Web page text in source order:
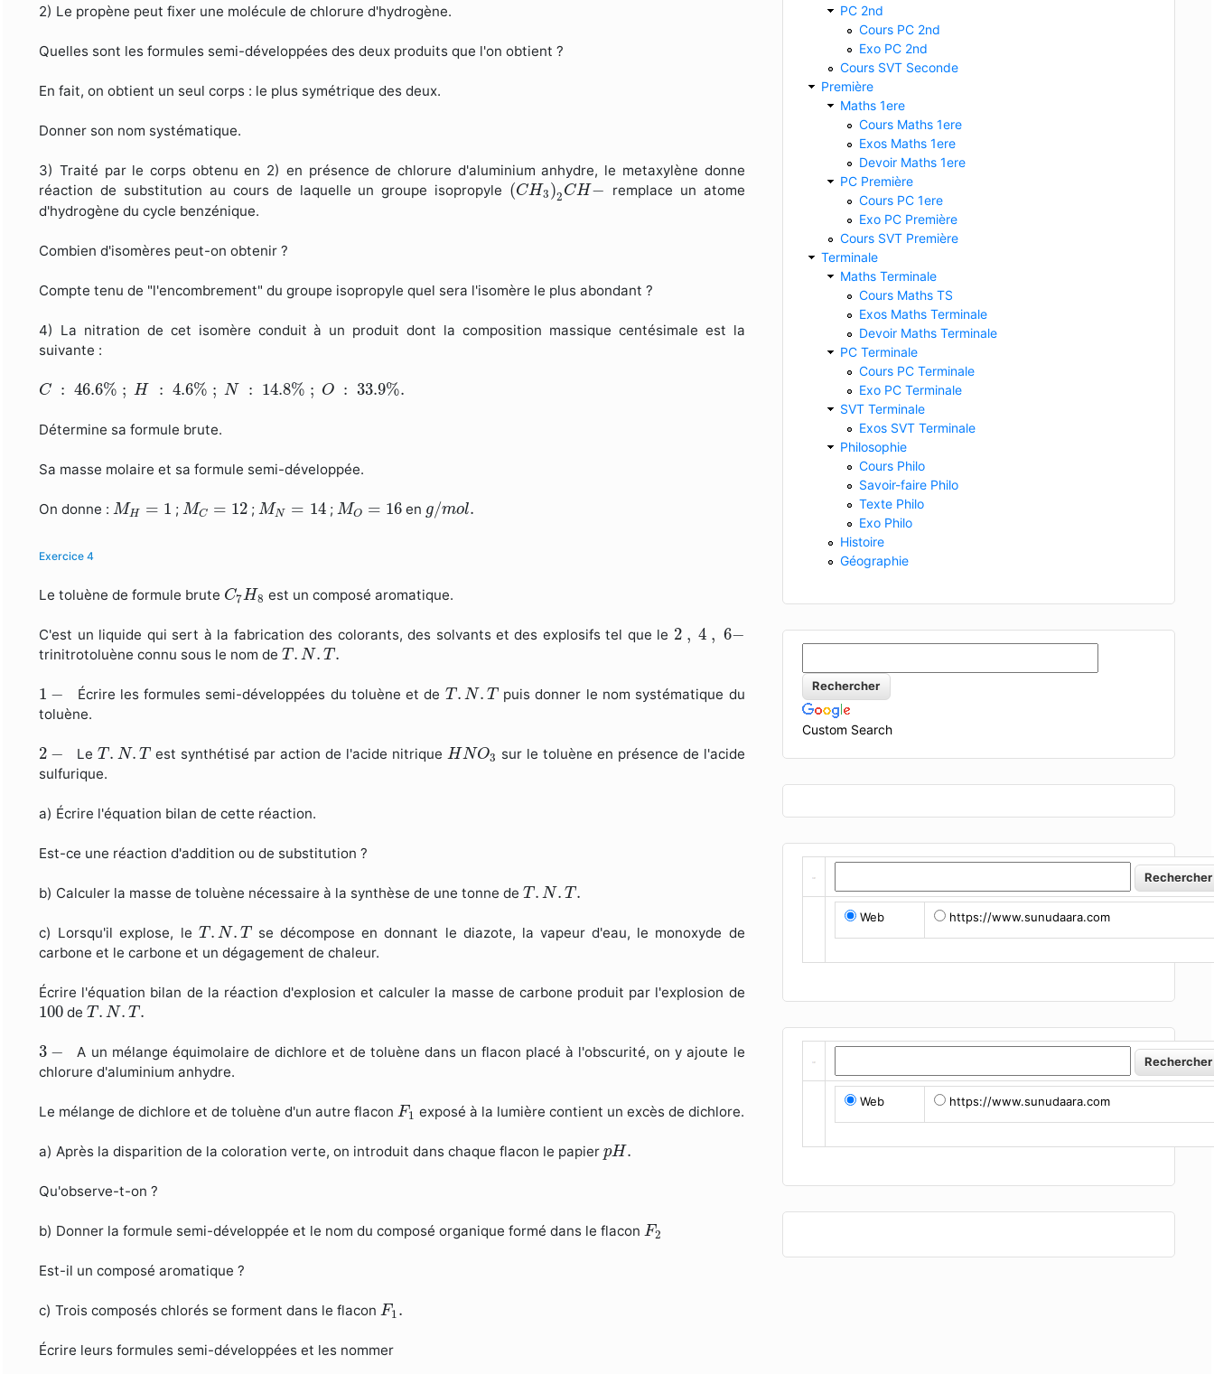
2) Le propène peut fixer une molécule de chlorure d'hydrogène.
Quelles sont les formules semi-développées des deux produits que l'on obtient ?
En fait, on obtient un seul corps : le plus symétrique des deux.
Donner son nom systématique.
3) Traité par le corps obtenu en 2) en présence de chlorure d'aluminium anhydre, le metaxylène donne
réaction de substitution au cours de laquelle un groupe isopropyle (CH3)2CH−
(CH3)2CH−
remplace un atome
d'hydrogène du cycle benzénique.
Combien d'isomères peut-on obtenir ?
Compte tenu de "l'encombrement" du groupe isopropyle quel sera l'isomère le plus abondant ?
4) La nitration de cet isomère conduit à un produit dont la composition massique centésimale est la
suivante :
C : 46.6% ; H : 4.6% ; N : 14.8% ; O : 33.9%.
C 46.6% H : 4.6 % ; : 14.8% ; O 33.9 %.
Détermine sa formule brute.
Sa masse molaire et sa formule semi-développée.
On donne :MH = 1
MH ;MC = 12
MC 12 ;MN = 14
MN 14 ; MO = 16
MO 16 en g/mol.
/m ol
Exercice 4
Le toluène de formule brute C7H8
C 7H 8est un composé aromatique.
C'est un liquide qui sert à la fabrication des colorants, des solvants et des explosifs tel que le 2 , 4 , 6−
2 4, −
trinitrotoluène connu sous le nom deT. N. T.
T. N.T.
1 −
1 Écrire les formules semi-développées du toluène et de T . N. T
T. N.T
puis donner le nom systématique du
toluène.
2 −
2 LeT. N. T
T. N.T est synthétisé par action de l'acide nitrique HNO3
HNO3
sur le toluène en présence de l'acide
sulfurique.
a) Écrire l'équation bilan de cette réaction.
Est-ce une réaction d'addition ou de substitution ?
b) Calculer la masse de toluène nécessaire à la synthèse de une tonne deT. N. T.
T. N.T .
c) Lorsqu'il explose, le T . N. T
T. N.T
se décompose en donnant le diazote, la vapeur d'eau, le monoxyde de
carbone et le carbone et un dégagement de chaleur.
Écrire l'équation bilan de la réaction d'explosion et calculer la masse de carbone produit par l'explosion de
100
100deT. N. T.
T.N.T .
3 −
3
A un mélange équimolaire de dichlore et de toluène dans un flacon placé à l'obscurité, on y ajoute le
chlorure d'aluminium anhydre.
Le mélange de dichlore et de toluène d'un autre flaconF1
F1 exposé à la lumière contient un excès de dichlore.
a) Après la disparition de la coloration verte, on introduit dans chaque flacon le papierpH.
pH.
Qu'observe-t-on ?
b) Donner la formule semi-développée et le nom du composé organique formé dans le flaconF2
F2
Est-il un composé aromatique ?
c) Trois composés chlorés se forment dans le flaconF1.
F1
Écrire leurs formules semi-développées et les nommer
PC 2nd
Cours PC 2nd
Exo PC 2nd
Cours SVT Seconde
Première
Maths 1ere
Cours Maths 1ere
Exos Maths 1ere
Devoir Maths 1ere
PC Première
Cours PC 1ere
Exo PC Première
Cours SVT Première
Terminale
Maths Terminale
Cours Maths TS
Exos Maths Terminale
Devoir Maths Terminale
PC Terminale
Cours PC Terminale
Exo PC Terminale
SVT Terminale
Exos SVT Terminale
Philosophie
Cours Philo
Savoir-faire Philo
Texte Philo
Exo Philo
Histoire
Géographie
Custom Search
Web https://www.sunudaara.com
Web https://www.sunudaara.com